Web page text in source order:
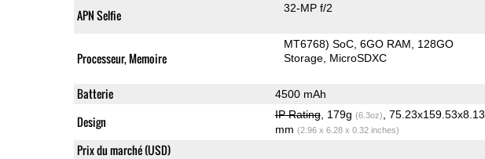
APN Selfie 32-MP f/2
Processeur, Memoire
MT6768) SoC 6GO RAM
128GO
Storage MicroSDXC
Batterie 4500 mAh
Design IP Rating, 179g (6.3oz)
, 75.23x159.53x8.13
mm (2.96 x 6.28 x 0.32 inches)
Prix du marché (USD)